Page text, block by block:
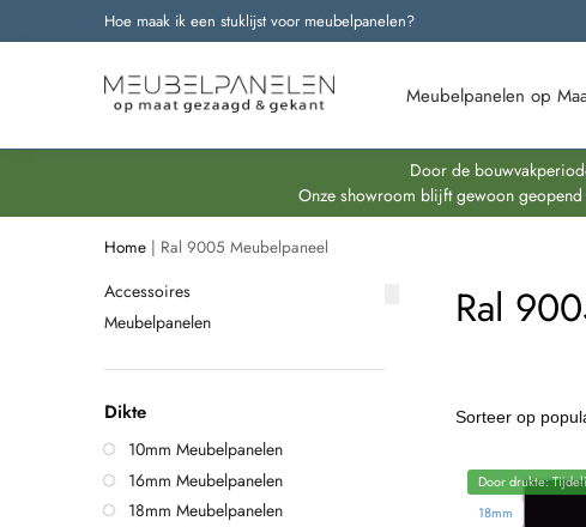
Hoe maak ik een stuklijst voor meubelpanelen?
Meubelpanelen op
Onze nieuwste producten
Door de
Onze showroom blijft gewoon geopend
Home | Ral 9005 Meubelpaneel
Ral
Door drukte:
18mm
Accessoires
Meubelpanelen
Dikte
10mm Meubelpanelen
16mm Meubelpanelen
18mm Meubelpanelen